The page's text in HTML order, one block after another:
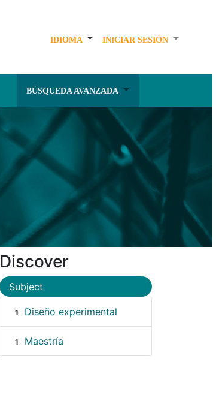
IDIOMA INICIAR SESIÓN
BÚSQUEDA AVANZADA
Discover
Subject
1 Diseño experimental
1 Maestría